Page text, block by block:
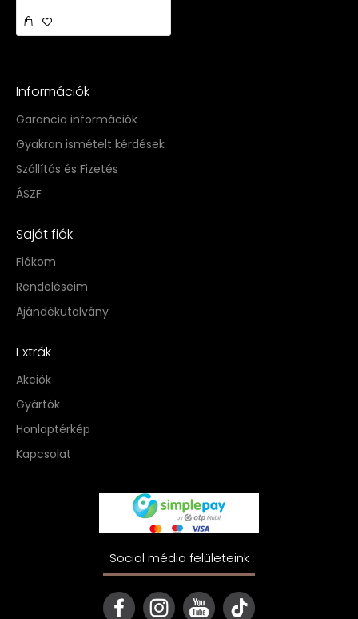
Információk
Garancia információk
Gyakran ismételt kérdések
Szállítás és Fizetés
ÁSZF
Saját fiók
Fiókom
Rendeléseim
Ajándékutalvány
Extrák
Akciók
Gyártók
Honlaptérkép
Kapcsolat
Social média felületeink